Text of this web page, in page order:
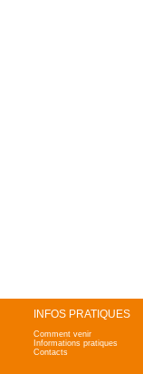
INFOS PRATIQUES
Comment venir
Informations pratiques
Contacts